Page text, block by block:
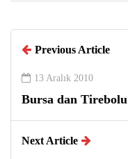
Previous Article
13 Aralık 2010
Bursa dan
Next Article